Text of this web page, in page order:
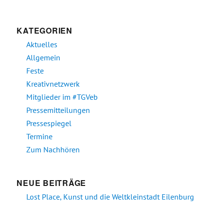
KATEGORIEN
Aktuelles
Allgemein
Feste
Kreativnetzwerk
Mitglieder im #TGVeb
Pressemitteilungen
Pressespiegel
Termine
Zum Nachhören
NEUE BEITRÄGE
Lost Place, Kunst und die Weltkleinstadt Eilenburg